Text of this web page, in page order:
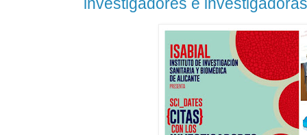
investigadores e